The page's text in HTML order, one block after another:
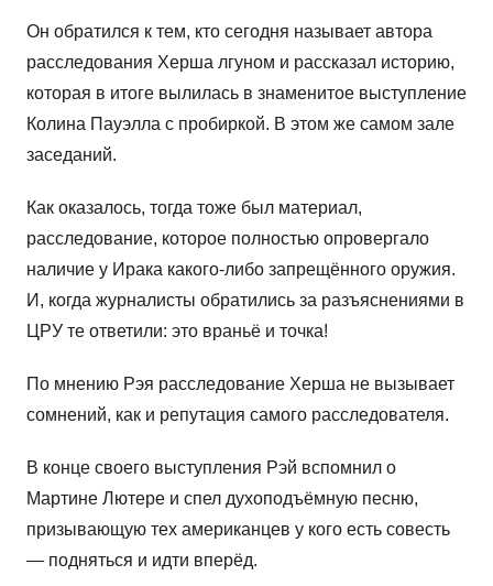
Он обратился к тем, кто сегодня называет автора
расследования Херша лгуном и рассказал историю,
которая в итоге вылилась в знаменитое выступление
Колина Пауэлла с пробиркой. В этом же самом зале
заседаний.
Как оказалось, тогда тоже был материал,
расследование, которое полностью опровергало
наличие у Ирака какого-либо запрещённого оружия.
И, когда журналисты обратились за разъяснениями в
ЦРУ те ответили: это враньё и точка!
По мнению Рэя расследование Херша не вызывает
сомнений, как и репутация самого расследователя.
В конце своего выступления Рэй вспомнил о
Мартине Лютере и спел духоподъёмную песню,
призывающую тех американцев у кого есть совесть
— подняться и идти вперёд.